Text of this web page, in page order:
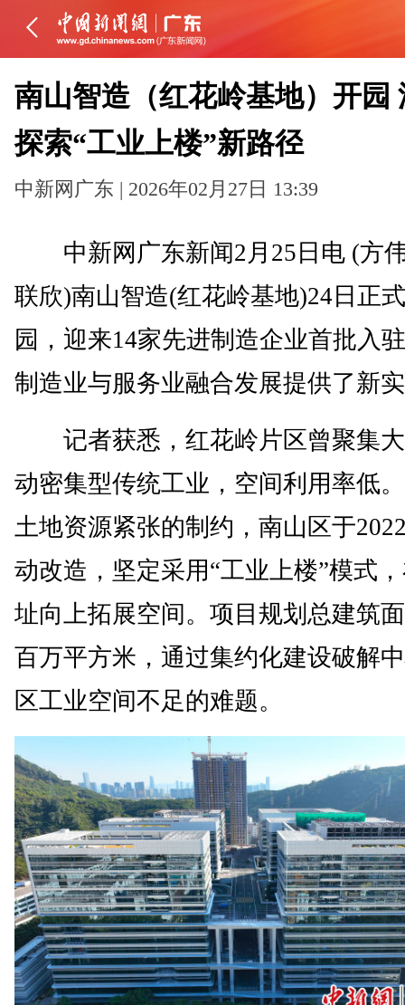
南山智造（红花岭基地）开园
探索“工业上楼”新路径
中新网广东 | 2026年02月27日 13:39
中新网广东新闻2月25日电 (方
联欣)南山智造(红花岭基地)24日正
园，迎来14家先进制造企业首批入
制造业与服务业融合发展提供了新
记者获悉，红花岭片区曾聚集
动密集型传统工业，空间利用率低
土地资源紧张的制约，南山区于
动改造，坚定采用“工业上楼”模式
址向上拓展空间。项目规划总建筑
百万平方米，通过集约化建设破解
区工业空间不足的难题。